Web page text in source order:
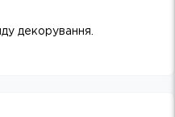
декорування.